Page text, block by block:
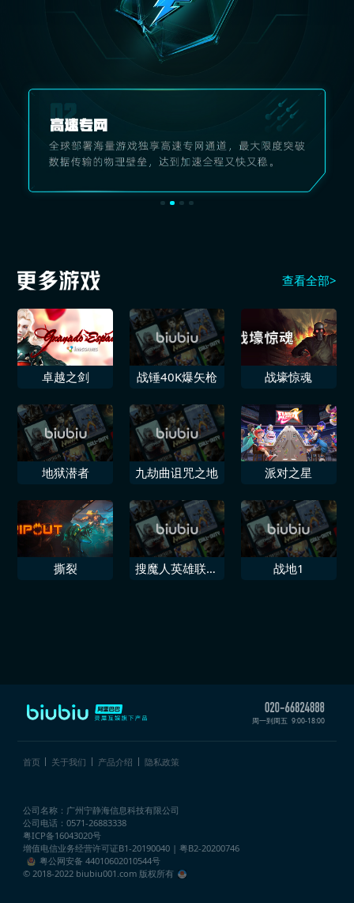
查看全部>
卓越之剑 战锤40K爆矢枪 战壕惊魂
地狱潜者 九劫曲诅咒之地 派对之星
撕裂
搜魔人英雄联盟
战地1
周一到周五 9:00-18:00
首页 关于我们 产品介绍 隐私政策
公司名称：广州宁静海信息科技有限公司
公司电话：0571-26883338
粤ICP备16043020号
增值电信业务经营许可证B1-20190040 | 粤B2-20200746
粤公网安备 44010602010544号
© 2018-2022 biubiu001.com 版权所有